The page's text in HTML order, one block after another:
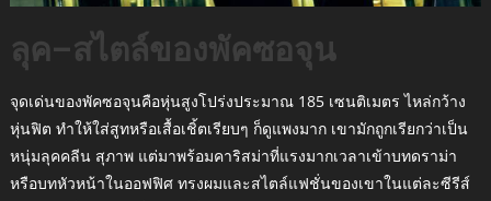
ลุค–สไตล์ของพัคซอจุน
จุดเด่นของพัคซอจุนคือหุ่นสูงโปร่งประมาณ 185 เซนติเมตร ไหล่กว้าง
หุ่นฟิต ทำให้ใส่สูทหรือเสื้อเชิ้ตเรียบๆ ก็ดูแพงมาก เขามักถูกเรียกว่าเป็น
หนุ่มลุคคลีน สุภาพ แต่มาพร้อมคาริสม่าที่แรงมากเวลาเข้าบทดราม่า
หรือบทหัวหน้าในออฟฟิศ ทรงผมและสไตล์แฟชั่นของเขาในแต่ละซีรีส์